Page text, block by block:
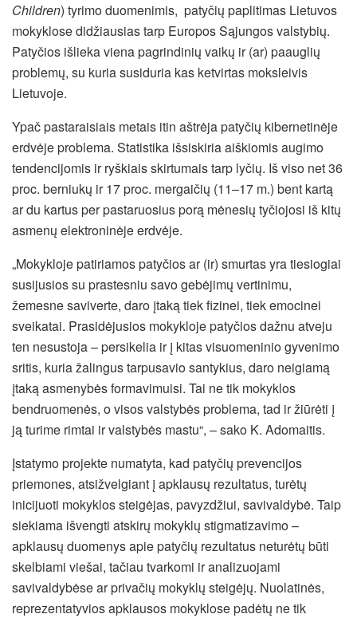
Children) tyrimo duomenimis, patyčių paplitimas Lietuvos
mokyklose didžiausias tarp Europos Sąjungos valstybių.
Patyčios išlieka viena pagrindinių vaikų ir (ar) paauglių
problemų, su kuria susiduria kas ketvirtas moksleivis
Lietuvoje.
Ypač pastaraisiais metais itin aštrėja patyčių kibernetinėje
erdvėje problema. Statistika išsiskiria aiškiomis augimo
tendencijomis ir ryškiais skirtumais tarp lyčių. Iš viso net 36
proc. berniukų ir 17 proc. mergaičių (11–17 m.) bent kartą
ar du kartus per pastaruosius porą mėnesių tyčiojosi iš kitų
asmenų elektroninėje erdvėje.
„Mokykloje patiriamos patyčios ar (ir) smurtas yra tiesiogiai
susijusios su prastesniu savo gebėjimų vertinimu,
žemesne saviverte, daro įtaką tiek fizinei, tiek emocinei
sveikatai. Prasidėjusios mokykloje patyčios dažnu atveju
ten nesustoja – persikelia ir į kitas visuomeninio gyvenimo
sritis, kuria žalingus tarpusavio santykius, daro neigiamą
įtaką asmenybės formavimuisi. Tai ne tik mokyklos
bendruomenės, o visos valstybės problema, tad ir žiūrėti į
ją turime rimtai ir valstybės mastu“, – sako K. Adomaitis.
Įstatymo projekte numatyta, kad patyčių prevencijos
priemones, atsižvelgiant į apklausų rezultatus, turėtų
inicijuoti mokyklos steigėjas, pavyzdžiui, savivaldybė. Taip
siekiama išvengti atskirų mokyklų stigmatizavimo –
apklausų duomenys apie patyčių rezultatus neturėtų būti
skelbiami viešai, tačiau tvarkomi ir analizuojami
savivaldybėse ar privačių mokyklų steigėjų. Nuolatinės,
reprezentatyvios apklausos mokyklose padėtų ne tik